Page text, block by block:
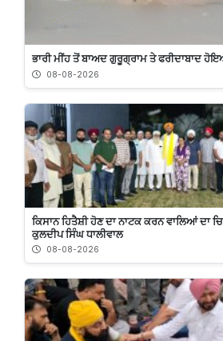
ਭਾਰੀ ਮੀਂਹ ਤੋਂ ਬਾਅਦ ਗੁਰੂਗ੍ਰਾਮ ਤੇ ਫਰੀਦਾਬਾਦ
08-08-2026
ਕਿਸਾਨ ਹਿਤੈਸ਼ੀ ਹੋਣ ਦਾ ਨਾਟਕ ਕਰਨ ਵਾਲਿਆਂ ਦਾ
ਕੁਲਦੀਪ ਸਿੰਘ ਧਾਲੀਵਾਲ
08-08-2026